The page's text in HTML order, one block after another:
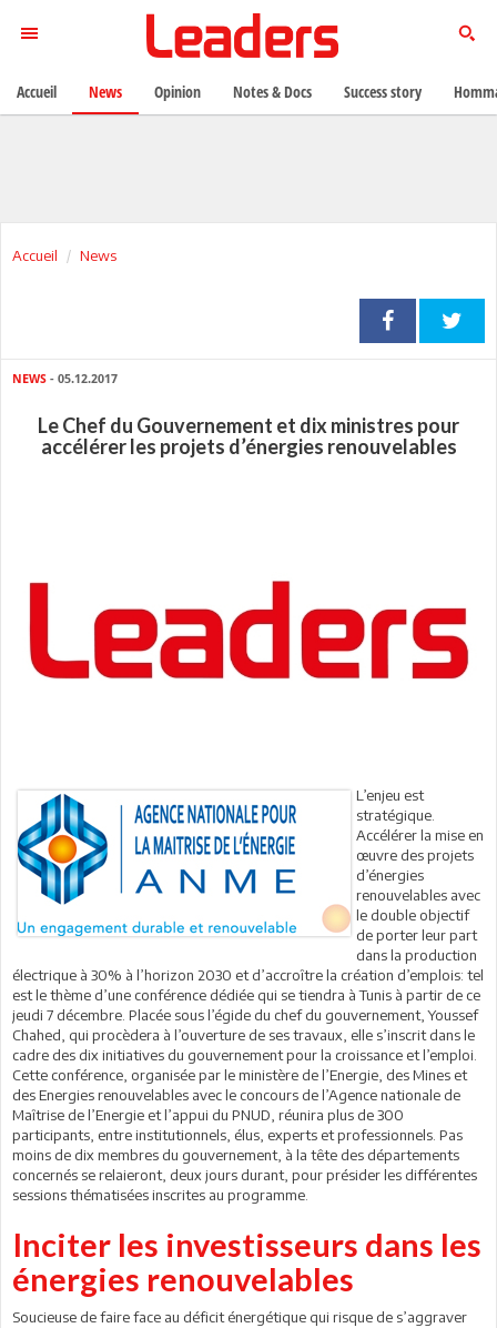
Accueil News
NEWS - 05.12.2017
Le Chef du Gouvernement et dix ministres pour
accélérer les projets d’énergies renouvelables
L’enjeu est
stratégique.
Accélérer la mise en
œuvre des projets
d’énergies
renouvelables avec
le double objectif
de porter leur part
dans la production
électrique à 30% à l’horizon 2030 et d’accroître la création d’emplois: tel
est le thème d’une conférence dédiée qui se tiendra à Tunis à partir de ce
jeudi 7 décembre. Placée sous l’égide du chef du gouvernement, Youssef
Chahed, qui procèdera à l’ouverture de ses travaux, elle s’inscrit dans le
cadre des dix initiatives du gouvernement pour la croissance et l’emploi.
Cette conférence, organisée par le ministère de l’Energie, des Mines et
des Energies renouvelables avec le concours de l’Agence nationale de
Maîtrise de l’Energie et l’appui du PNUD, réunira plus de 300
participants, entre institutionnels, élus, experts et professionnels. Pas
moins de dix membres du gouvernement, à la tête des départements
concernés se relaieront, deux jours durant, pour présider les différentes
sessions thématisées inscrites au programme.
Inciter les investisseurs dans les
énergies renouvelables
Soucieuse de faire face au déficit énergétique qui risque de s’aggraver
Accueil News Opinion Notes & Docs Success story